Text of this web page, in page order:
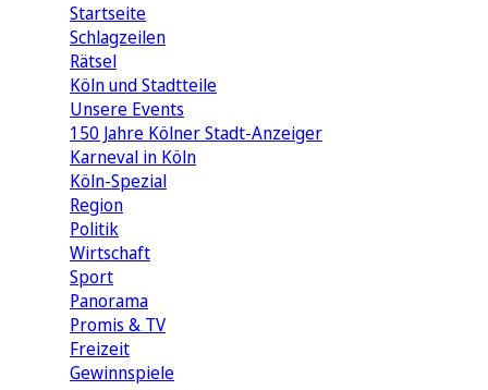
Startseite
Schlagzeilen
Rätsel
Köln und Stadtteile
Unsere Events
150 Jahre Kölner Stadt-Anzeiger
Karneval in Köln
Köln-Spezial
Region
Politik
Wirtschaft
Sport
Panorama
Promis & TV
Freizeit
Gewinnspiele